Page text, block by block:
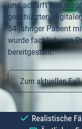
und schärft Ihre
geschützten,
54-jähriger Patient
wurde fachlich von
bereitgestellt.
Zum aktuellen Fall
Realistische